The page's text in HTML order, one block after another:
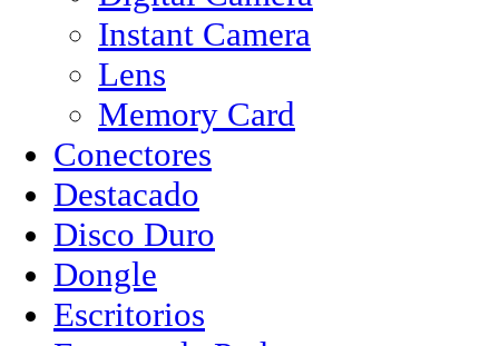
Instant Camera
Lens
Memory Card
Conectores
Destacado
Disco Duro
Dongle
Escritorios